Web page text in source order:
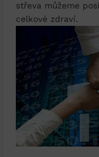
střeva můžeme
celkové zdraví.